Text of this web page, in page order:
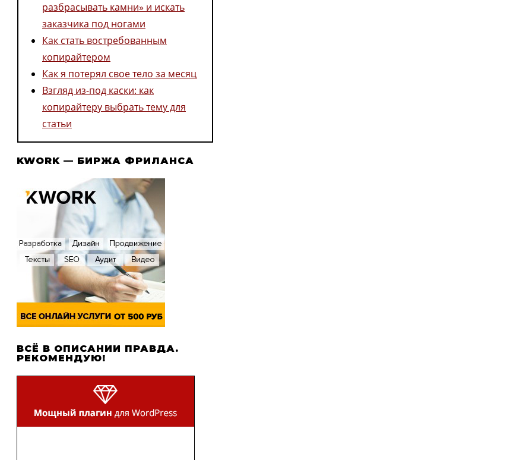
разбрасывать камни» и искать
заказчика под ногами
Как стать востребованным
копирайтером
Как я потерял свое тело за месяц
Взгляд из-под каски: как
копирайтеру выбрать тему для
статьи
KWORK — БИРЖА ФРИЛАНСА
ВСЁ В ОПИСАНИИ ПРАВДА.
РЕКОМЕНДУЮ!